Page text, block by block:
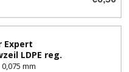
Expert
LDPE reg.
mm